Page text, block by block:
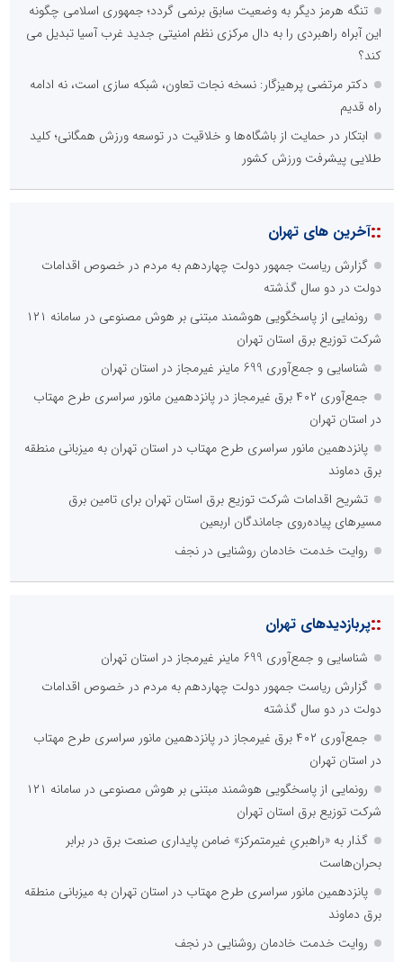
تنگه هرمز دیگر به وضعیت سابق برنمی گردد؛ جمهوری اسلامی چگونه
این آبراه راهبردی را به دال مرکزی نظم امنیتی جدید غرب آسیا تبدیل می
کند؟
دکتر مرتضی پرهیزگار: نسخه نجات تعاون، شبکه سازی است، نه ادامه
راه قدیم
ابتکار در حمایت از باشگاه‌ها و خلاقیت در توسعه ورزش همگانی؛ کلید
طلایی پیشرفت ورزش کشور
::آخرین های تهران
گزارش ریاست جمهور دولت چهاردهم به مردم در خصوص اقدامات
دولت در دو سال گذشته
رونمایی از پاسخگویی هوشمند مبتنی بر هوش مصنوعی در سامانه ۱۲۱
شرکت توزیع برق استان تهران
شناسایی و جمع‌آوری 699 ماینر غیرمجاز در استان تهران
جمع‌آوری ۴۰۲ برق غیرمجاز در پانزدهمین مانور سراسری طرح مهتاب
در استان تهران
پانزدهمین مانور سراسری طرح مهتاب در استان تهران به میزبانی منطقه
برق دماوند
تشریح اقدامات شرکت توزیع برق استان تهران برای تامین برق
مسیرهای پیاده‌روی جاماندگان اربعین
روایت خدمت خادمان روشنایی در نجف
::پربازدیدهای تهران
شناسایی و جمع‌آوری 699 ماینر غیرمجاز در استان تهران
گزارش ریاست جمهور دولت چهاردهم به مردم در خصوص اقدامات
دولت در دو سال گذشته
جمع‌آوری ۴۰۲ برق غیرمجاز در پانزدهمین مانور سراسری طرح مهتاب
در استان تهران
رونمایی از پاسخگویی هوشمند مبتنی بر هوش مصنوعی در سامانه ۱۲۱
شرکت توزیع برق استان تهران
گذار به «راهبریِ غیرمتمرکز» ضامن پایداری صنعت برق در برابر
بحران‌هاست
پانزدهمین مانور سراسری طرح مهتاب در استان تهران به میزبانی منطقه
برق دماوند
روایت خدمت خادمان روشنایی در نجف